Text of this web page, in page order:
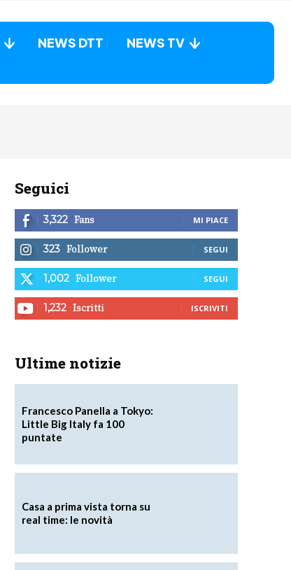
NEWS DTT
NEWS TV
Seguici
3,322 Fans MI PIACE
323 Follower SEGUI
1,002 Follower SEGUI
1,232 Iscritti ISCRIVITI
Ultime notizie
Francesco Panella a Tokyo:
Little Big Italy fa 100
puntate
Casa a prima vista torna su
real time: le novità